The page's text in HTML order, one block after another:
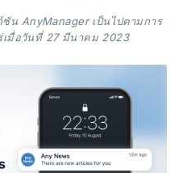
น AnyManager เป็นไปตามการ
เมื่อวันที่ 27 มีนาคม 2023